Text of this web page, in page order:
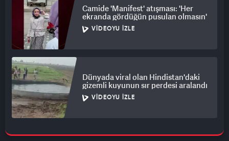
Camide 'Manifest' atışması: 'Her
ekranda gördüğün pusulan olmasın'
VIDEOYU İZLE
Dünyada viral olan Hindistan'daki
gizemli kuyunun sır perdesi aralandı
VIDEOYU İZLE